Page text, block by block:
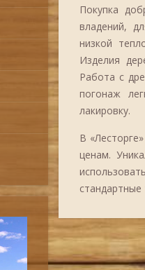
Покупка
владений,
низкой
Изделия
Работа с
погонаж
лакировку.
В
ценам.